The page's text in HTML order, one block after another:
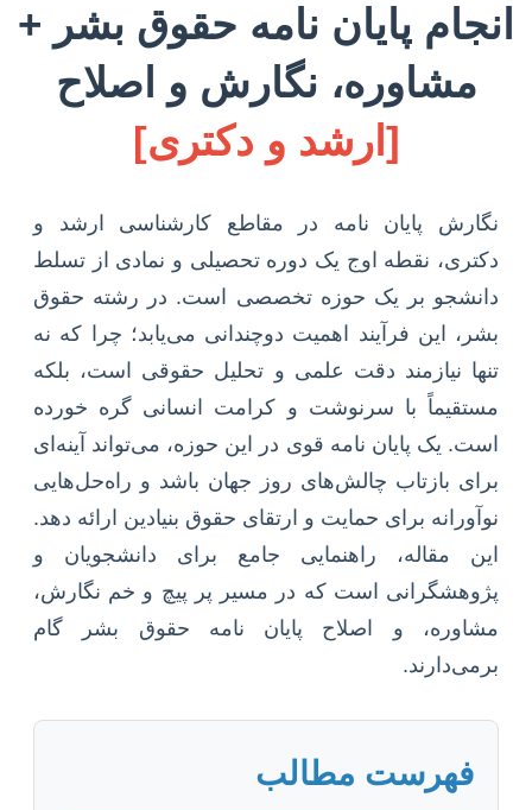
انجام پایان نامه حقوق بشر +
مشاوره، نگارش و اصلاح
[ارشد و دکتری]
نگارش پایان نامه در مقاطع کارشناسی ارشد و
دکتری، نقطه اوج یک دوره تحصیلی و نمادی از تسلط
دانشجو بر یک حوزه تخصصی است. در رشته حقوق
بشر، این فرآیند اهمیت دوچندانی می‌یابد؛ چرا که نه
تنها نیازمند دقت علمی و تحلیل حقوقی است، بلکه
مستقیماً با سرنوشت و کرامت انسانی گره خورده
است. یک پایان نامه قوی در این حوزه، می‌تواند آینه‌ای
برای بازتاب چالش‌های روز جهان باشد و راه‌حل‌هایی
نوآورانه برای حمایت و ارتقای حقوق بنیادین ارائه دهد.
این مقاله، راهنمایی جامع برای دانشجویان و
پژوهشگرانی است که در مسیر پر پیچ و خم نگارش،
مشاوره، و اصلاح پایان نامه حقوق بشر گام
برمی‌دارند.
فهرست مطالب